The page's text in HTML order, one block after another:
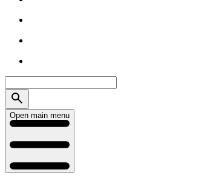
Open main menu